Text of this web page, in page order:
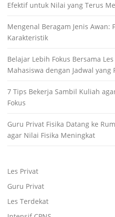
Efektif untuk Nilai yang Terus
Mengenal Beragam Jenis Awan:
Karakteristik
Belajar Lebih Fokus Bersama
Mahasiswa dengan Jadwal yang
7 Tips Bekerja Sambil Kuliah
Fokus
Guru Privat Fisika Datang ke
agar Nilai Fisika Meningkat
Les Privat
Guru Privat
Les Terdekat